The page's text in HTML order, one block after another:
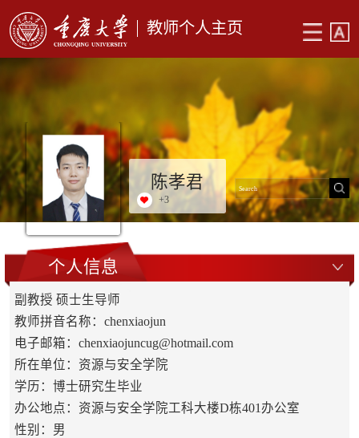
教师个人主页
陈孝君
+3
个人信息
副教授 硕士生导师
教师拼音名称：chenxiaojun
电子邮箱： chenxiaojuncug@hotmail.com
所在单位：资源与安全学院
学历：博士研究生毕业
办公地点：资源与安全学院工科大楼D栋401办公室
性别：男